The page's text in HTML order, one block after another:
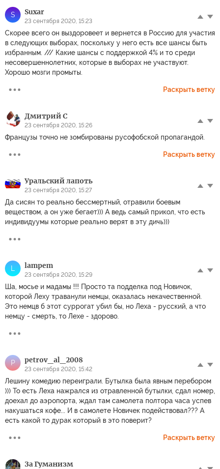
S Suxar
23 сентября 2020, 15:23
Скорее всего он выздоровеет и вернется в Россию для участия
в следующих выборах, поскольку у него есть все шансы быть
избранным. /// Какие шансы с поддержкой 4% и то среди
несовершеннолетних, которые в выборах не участвуют.
Хорошо мозги промыты.
Раскрыть ветку
Дмитрий С
23 сентября 2020, 15:26
Французы точно не зомбированы русофобской пропагандой.
Раскрыть ветку
Уральский лапоть
23 сентября 2020, 15:27
Да сисян то реально бессмертный, отравили боевым
веществом, а он уже бегает))) А ведь самый прикол, что есть
индивидуумы которые реально верят в эту дичь)))
L lampem
23 сентября 2020, 15:29
Ша, мосье и мадамы !!! Просто та подделка под Новичок,
которой Леху траванули немцы, оказалась некачественной.
Это немцв б этот суррогат убил бы, но Леха - русский, а что
немцу - смерть, то Лехе - здорово.
P petrov_al_2008
23 сентября 2020, 15:42
Лешину комедию переиграли. Бутылка была явным перебором
))) То есть Леха нажрался из отравленной бутылки, сдал номер,
доехал до аэропорта, ждал там самолета полтора часа успев
накушаться кофе... И в самолете Новичек подействовал??? А
есть какой то дурак который в это поверит?
Раскрыть ветку
За Гуманизм